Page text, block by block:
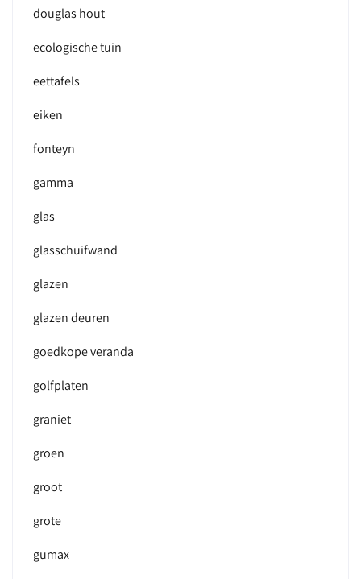
douglas hout
ecologische tuin
eettafels
eiken
fonteyn
gamma
glas
glasschuifwand
glazen
glazen deuren
goedkope veranda
golfplaten
graniet
groen
groot
grote
gumax